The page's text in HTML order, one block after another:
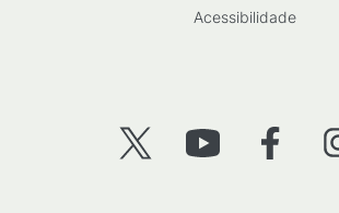
Acessibilidade